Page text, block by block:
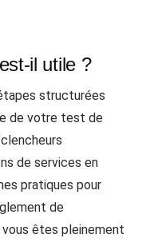
il utile ?
structurées
de votre test de
de services en
pratiques pour
de
êtes pleinement